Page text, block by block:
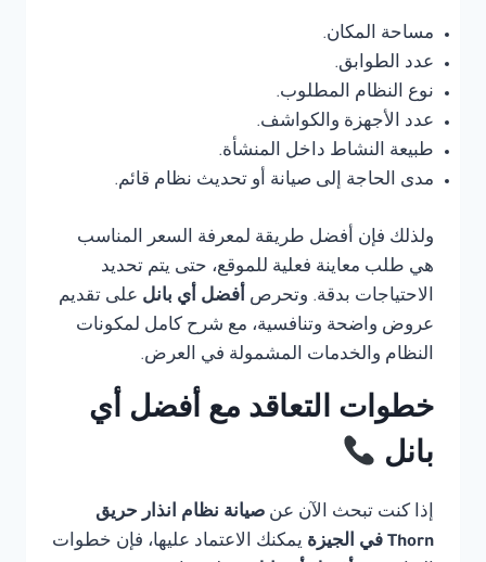
مساحة المكان.
عدد الطوابق.
نوع النظام المطلوب.
عدد الأجهزة والكواشف.
طبيعة النشاط داخل المنشأة.
مدى الحاجة إلى صيانة أو تحديث نظام قائم.
ولذلك فإن أفضل طريقة لمعرفة السعر المناسب
هي طلب معاينة فعلية للموقع، حتى يتم تحديد
الاحتياجات بدقة. وتحرص أفضل أي بانل على تقديم
عروض واضحة وتنافسية، مع شرح كامل لمكونات
النظام والخدمات المشمولة في العرض.
خطوات التعاقد مع أفضل أي
بانل
إذا كنت تبحث الآن عن صيانة نظام انذار حريق
Thorn في الجيزة
يمكنك الاعتماد عليها، فإن خطوات